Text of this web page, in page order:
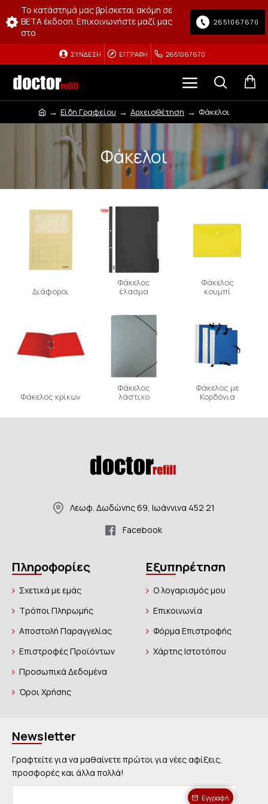
Το κατάστημά μας βρίσκεται ακόμη σε
BETA έκδοση. Επικοινωνήστε μαζί μας
στο
2651067670
ΣΎΝΔΕΣΗ ΕΓΓΡΑΦΉ 2651067670
Είδη Γραφείου Αρχειοθέτηση Φάκελοι
Φάκελοι
Διάφοροι
Φάκελος
έλασμα
Φάκελος
κουμπί
Φάκελος κρίκων
Φάκελος
λάστιχο
Φάκελος με
Κορδόνια
Λεωφ. Δωδώνης 69, Ιωάννινα 452 21
Facebook
Πληροφορίες
Σχετικά με εμάς
Τρόποι Πληρωμής
Αποστολή Παραγγελίας
Επιστροφές Προϊόντων
Προσωπικά Δεδομένα
Όροι Χρήσης
Εξυπηρέτηση
Ο λογαρισμός μου
Επικοινωνία
Φόρμα Επιστροφής
Χάρτης Ιστοτόπου
Newsletter
Γραφτείτε για να μαθαίνετε πρώτοι για νέες αφίξεις,
προσφορές και άλλα πολλά!
Εγγραφή